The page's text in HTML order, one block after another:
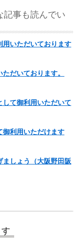
記事も読んでい
用いただいております
だいております。
て御利用いただいて
御利用いただけます
ましょう（大阪野田阪